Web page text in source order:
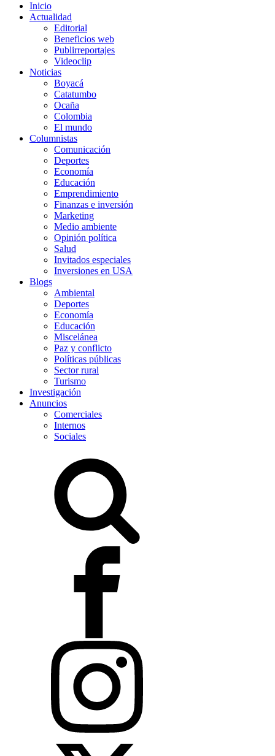
Inicio
Actualidad
Editorial
Beneficios web
Publirreportajes
Videoclip
Noticias
Boyacá
Catatumbo
Ocaña
Colombia
El mundo
Columnistas
Comunicación
Deportes
Economía
Educación
Emprendimiento
Finanzas e inversión
Marketing
Medio ambiente
Opinión política
Salud
Invitados especiales
Inversiones en USA
Blogs
Ambiental
Deportes
Economía
Educación
Miscelánea
Paz y conflicto
Políticas públicas
Sector rural
Turismo
Investigación
Anuncios
Comerciales
Internos
Sociales